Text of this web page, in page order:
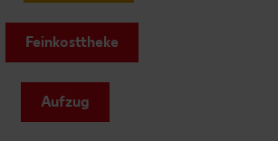
Feinkosttheke
Aufzug